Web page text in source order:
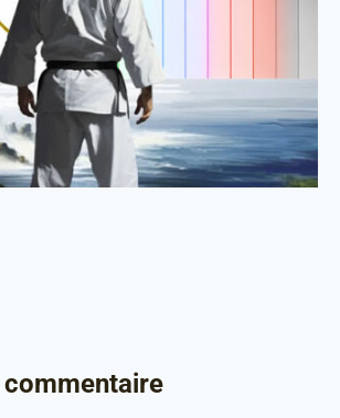
commentaire